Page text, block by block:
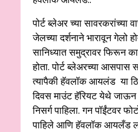
पोर्ट ब्लेअर च्या सावरकरांच्या
जेलच्या दर्शनाने भारावून गेलो
सानिध्यात समुद्रावर फिरून
होता. पोर्ट ब्लेअरच्या
त्यापैकी हॅवलॉक आयलंड या
दिवस माउंट हॅरियट येथे
निसर्ग पाहिला. गन पॉईंटवर
पाहिले आणि हॅवलॉक आयलँड ला